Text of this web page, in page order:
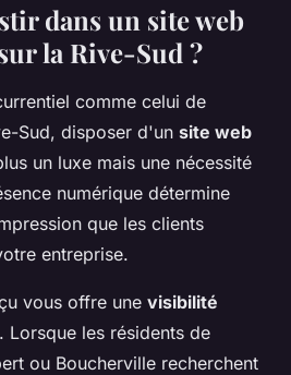
dans un site web
la Rive-Sud ?
comme celui de
Sud, disposer d'un site web
un luxe mais une nécessité
numérique détermine
que les clients
entreprise.
vous offre une visibilité
Lorsque les résidents de
ou Boucherville recherchent